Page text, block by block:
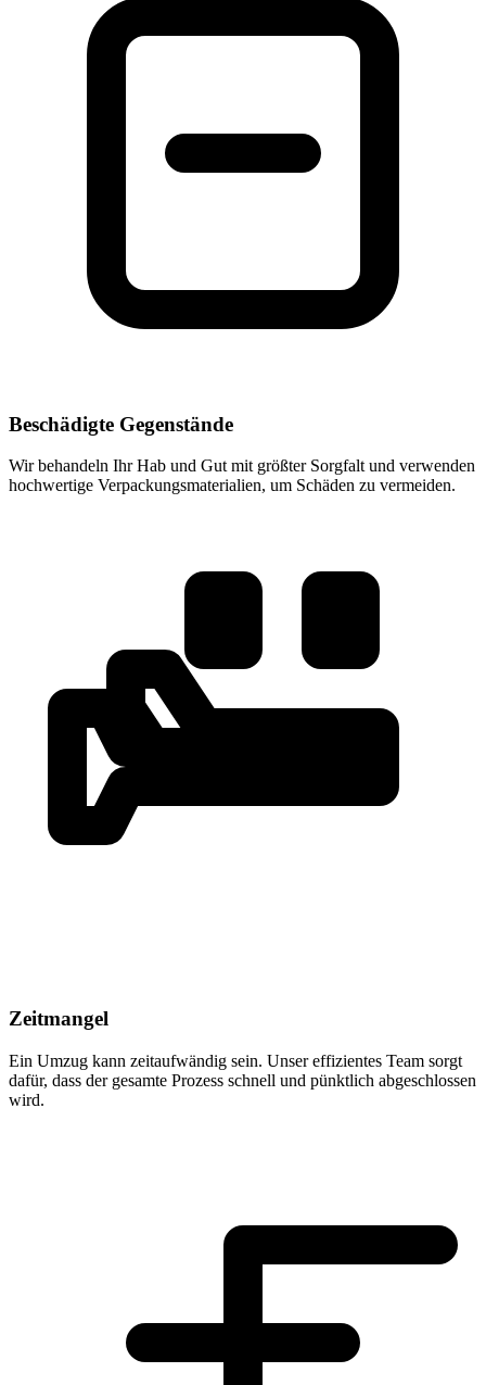
Beschädigte Gegenstände
Wir behandeln Ihr Hab und Gut mit größter Sorgfalt und verwenden
hochwertige Verpackungsmaterialien, um Schäden zu vermeiden.
Zeitmangel
Ein Umzug kann zeitaufwändig sein. Unser effizientes Team sorgt
dafür, dass der gesamte Prozess schnell und pünktlich abgeschlossen
wird.